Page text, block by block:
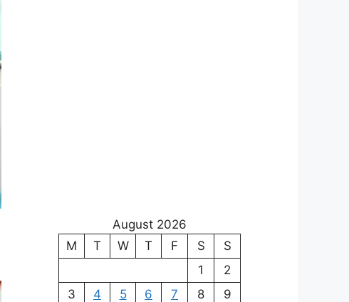
August 2026
M
T W T F S
S
1
2
3
4 5 6 7 8
9